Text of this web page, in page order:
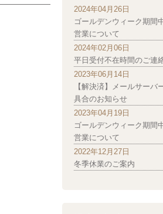
2024年04月26日
ゴールデンウィーク期間
営業について
2024年02月06日
平日受付不在時間のご連
2023年06月14日
【解決済】メールサーバ
具合のお知らせ
2023年04月19日
ゴールデンウィーク期間
営業について
2022年12月27日
冬季休業のご案内